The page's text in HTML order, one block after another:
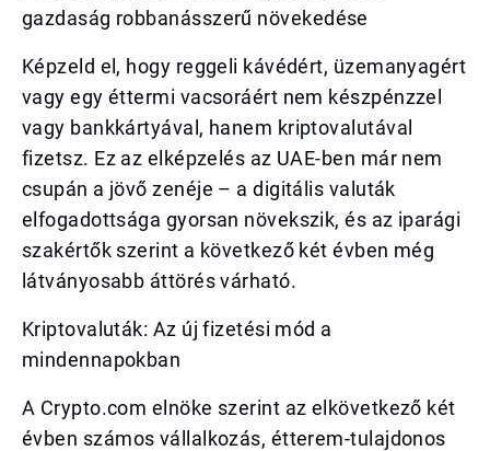
gazdaság robbanásszerű növekedése
Képzeld el, hogy reggeli kávédért, üzemanyagért
vagy egy éttermi vacsoráért nem készpénzzel
vagy bankkártyával, hanem kriptovalutával
fizetsz. Ez az elképzelés az UAE-ben már nem
csupán a jövő zenéje – a digitális valuták
elfogadottsága gyorsan növekszik, és az iparági
szakértők szerint a következő két évben még
látványosabb áttörés várható.
Kriptovaluták: Az új fizetési mód a
mindennapokban
A Crypto.com elnöke szerint az elkövetkező két
évben számos vállalkozás, étterem-tulajdonos